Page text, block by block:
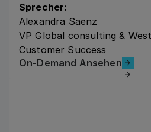
Sprecher:
Alexandra Saenz
VP Global consulting &
Customer Success
On-Demand
On-Demand Ansehen